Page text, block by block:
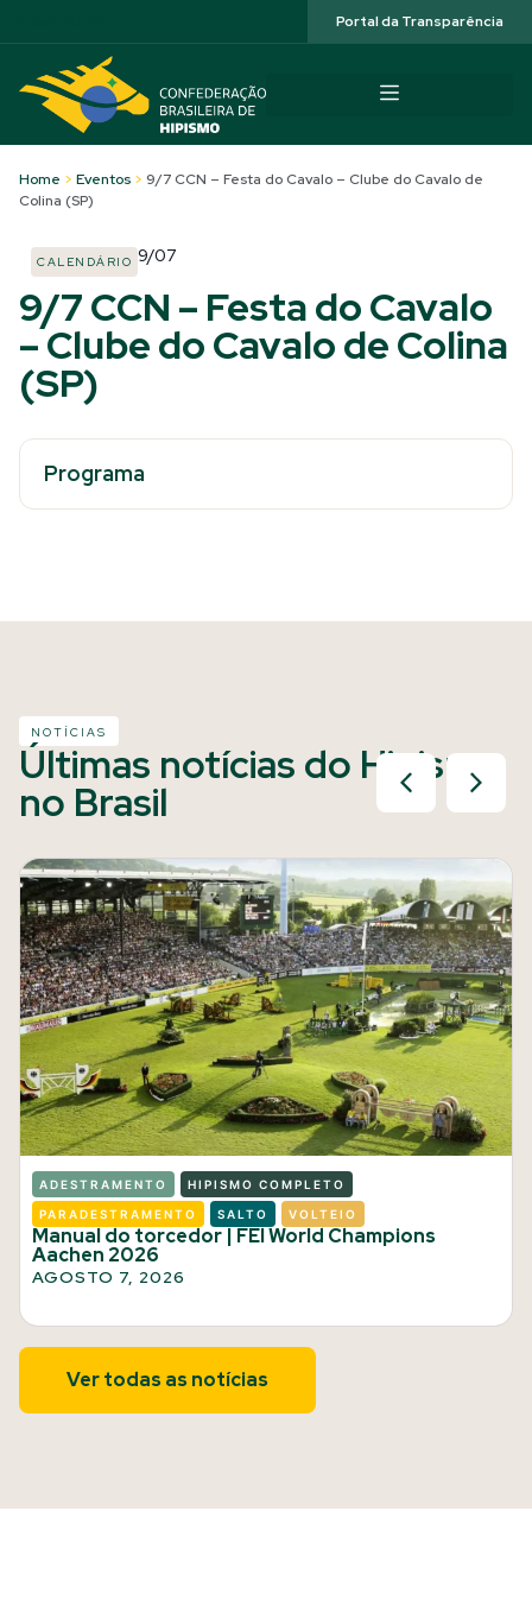
Portal da Transparência
Home > Eventos > 9/7 CCN – Festa do Cavalo – Clube do Cavalo de
Colina (SP)
CALENDÁRIO 9/07
9/7 CCN – Festa do Cavalo
– Clube do Cavalo de Colina
(SP)
Programa
NOTÍCIAS
Últimas notícias do Hipismo
no Brasil
ADESTRAMENTO HIPISMO COMPLETO
PARADESTRAMENTO SALTO VOLTEIO
Manual do torcedor | FEI World Champions
Aachen 2026
AGOSTO 7, 2026
Ver todas as notícias